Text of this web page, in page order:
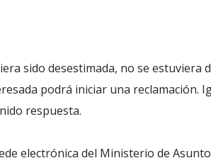
sido desestimada, no se estuviera
podrá iniciar una reclamación.
respuesta.
electrónica del Ministerio de